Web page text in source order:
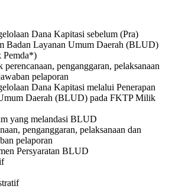
Dana Kapitasi sebelum (Pra)
Badan Layanan Umum Daerah (BLUD)
Pemda*)
perencanaan, penganggaran, pelaksanaan
pelaporan
Dana Kapitasi melalui Penerapan
Daerah (BLUD) pada FKTP Milik
yang melandasi BLUD
penganggaran, pelaksanaan dan
pelaporan
Persyaratan BLUD